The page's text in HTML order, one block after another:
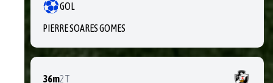
GOL
PIERRE SOARES GOMES
36m2T